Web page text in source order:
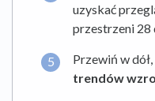
uzyskać
przestrzeni 28
Przewiń w
trendów